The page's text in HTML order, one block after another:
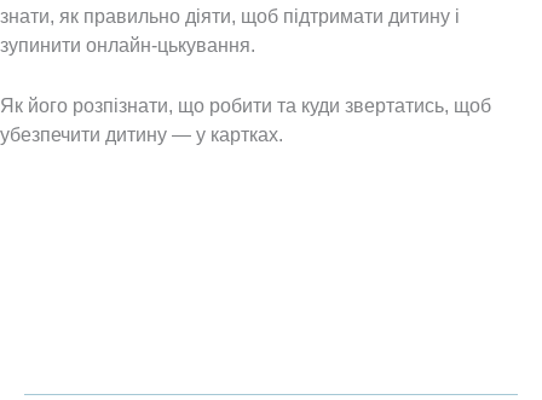
знати, як правильно діяти, щоб підтримати дитину і
зупинити онлайн-цькування.
Як його розпізнати, що робити та куди звертатись, щоб
убезпечити дитину — у картках.